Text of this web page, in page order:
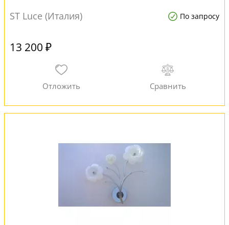
ST Luce (Италия) По запросу
13 200 ₽